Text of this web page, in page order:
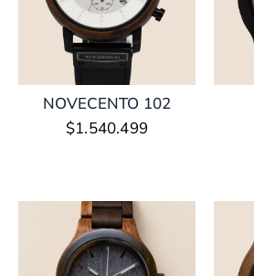
NOVECENTO 102
$1.540.499